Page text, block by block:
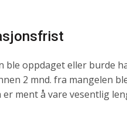
oppdaget eller burde
2 mnd. fra mangelen
ment å vare vesentlig